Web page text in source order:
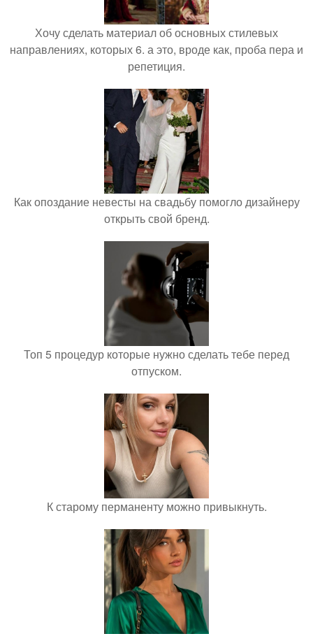
Хочу сделать материал об основных стилевых
направлениях, которых 6. а это, вроде как, проба пера и
репетиция.
Как опоздание невесты на свадьбу помогло дизайнеру
открыть свой бренд.
Топ 5 процедур которые нужно сделать тебе перед
отпуском.
К старому перманенту можно привыкнуть.